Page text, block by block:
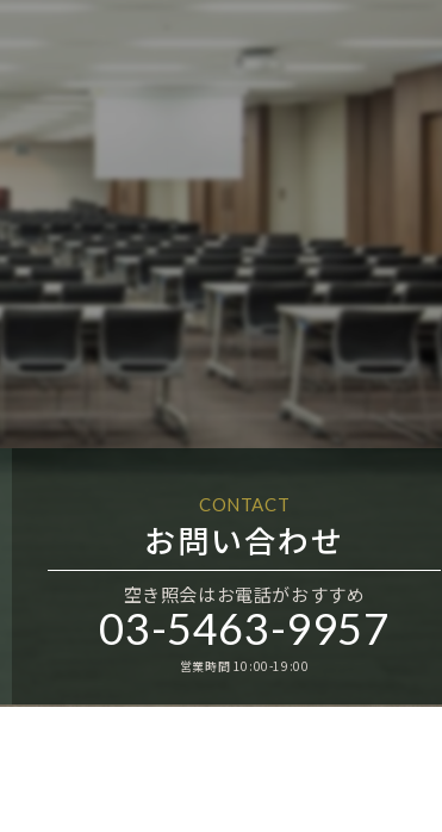
CONTACT
お問い合わせ
空き照会はお電話がおすすめ
03-5463-9957
営業時間 10:00-19:00